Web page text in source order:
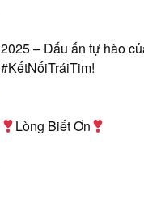
2025 – Dấu ấn tự hào
#KếtNốiTráiTim!
Lòng Biết Ơn